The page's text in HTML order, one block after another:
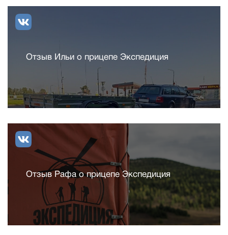
Отзыв Ильи о прицепе Экспедиция
Отзыв Рафа о прицепе Экспедиция